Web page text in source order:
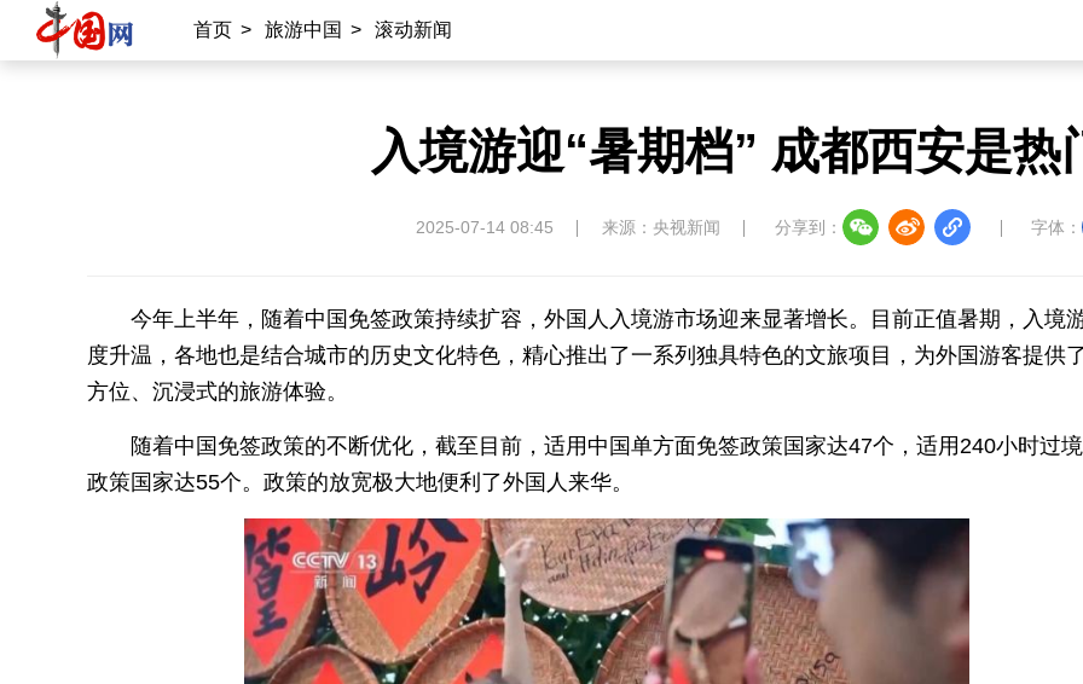
首页 > 旅游中国 > 滚动新闻
入境游迎“暑期档” 成都西安是热
2025-07-14 08:45 来源：央视新闻 分享到： 字体：
今年上半年，随着中国免签政策持续扩容，外国人入境游市场迎来显著增长。目前正值暑期，入境
度升温，各地也是结合城市的历史文化特色，精心推出了一系列独具特色的文旅项目，为外国游客提供
方位、沉浸式的旅游体验。
随着中国免签政策的不断优化，截至目前，适用中国单方面免签政策国家达47个，适用240小时过
政策国家达55个。政策的放宽极大地便利了外国人来华。